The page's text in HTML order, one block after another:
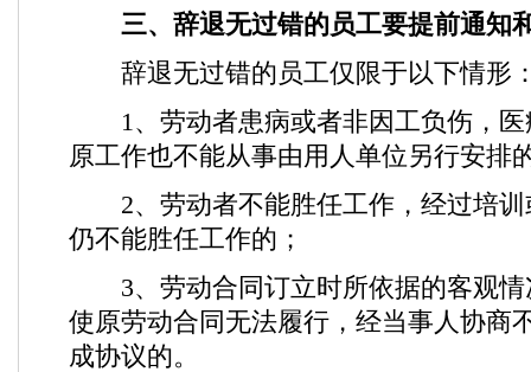
三、辞退无过错的员工要提前通知
辞退无过错的员工仅限于以下情形
1、劳动者患病或者非因工负伤，医
原工作也不能从事由用人单位另行安排
2、劳动者不能胜任工作，经过培训
仍不能胜任工作的；
3、劳动合同订立时所依据的客观情
使原劳动合同无法履行，经当事人协商
成协议的。